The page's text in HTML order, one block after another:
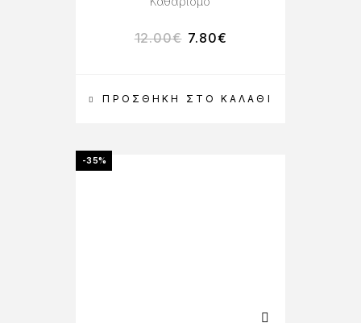
ΠΡΟΣΘΉΚΗ ΣΤΟ ΚΑΛΆΘΙ
12.00€ 7.80€
-35%